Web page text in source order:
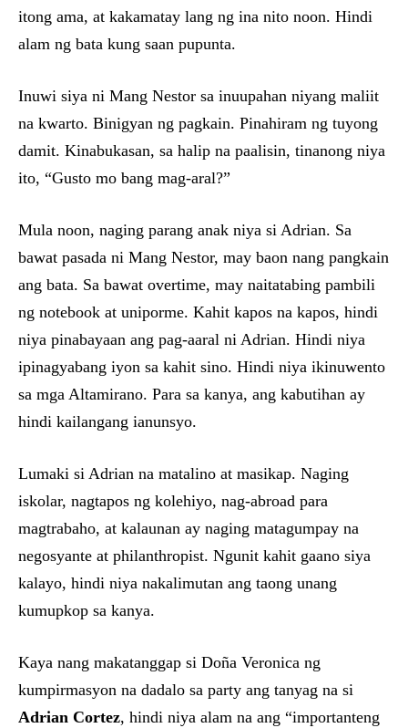
itong ama, at kakamatay lang ng ina nito noon. Hindi
alam ng bata kung saan pupunta.
Inuwi siya ni Mang Nestor sa inuupahan niyang maliit
na kwarto. Binigyan ng pagkain. Pinahiram ng tuyong
damit. Kinabukasan, sa halip na paalisin, tinanong niya
ito, “Gusto mo bang mag-aral?”
Mula noon, naging parang anak niya si Adrian. Sa
bawat pasada ni Mang Nestor, may baon nang pangkain
ang bata. Sa bawat overtime, may naitatabing pambili
ng notebook at uniporme. Kahit kapos na kapos, hindi
niya pinabayaan ang pag-aaral ni Adrian. Hindi niya
ipinagyabang iyon sa kahit sino. Hindi niya ikinuwento
sa mga Altamirano. Para sa kanya, ang kabutihan ay
hindi kailangang ianunsyo.
Lumaki si Adrian na matalino at masikap. Naging
iskolar, nagtapos ng kolehiyo, nag-abroad para
magtrabaho, at kalaunan ay naging matagumpay na
negosyante at philanthropist. Ngunit kahit gaano siya
kalayo, hindi niya nakalimutan ang taong unang
kumupkop sa kanya.
Kaya nang makatanggap si Doña Veronica ng
kumpirmasyon na dadalo sa party ang tanyag na si
Adrian Cortez, hindi niya alam na ang “importanteng